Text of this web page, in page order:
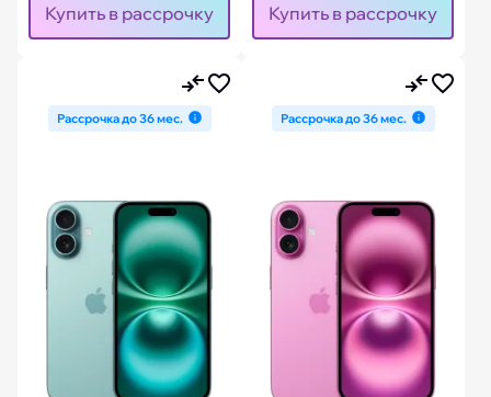
Купить в рассрочку Купить в рассрочку
Рассрочка до 36 мес. Рассрочка до 36 мес.